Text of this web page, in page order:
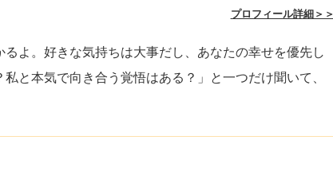
プロフィール詳細＞＞
よ。好きな気持ちは大事だし、あなたの幸せを優先し
と本気で向き合う覚悟はある？」と一つだけ聞いて、